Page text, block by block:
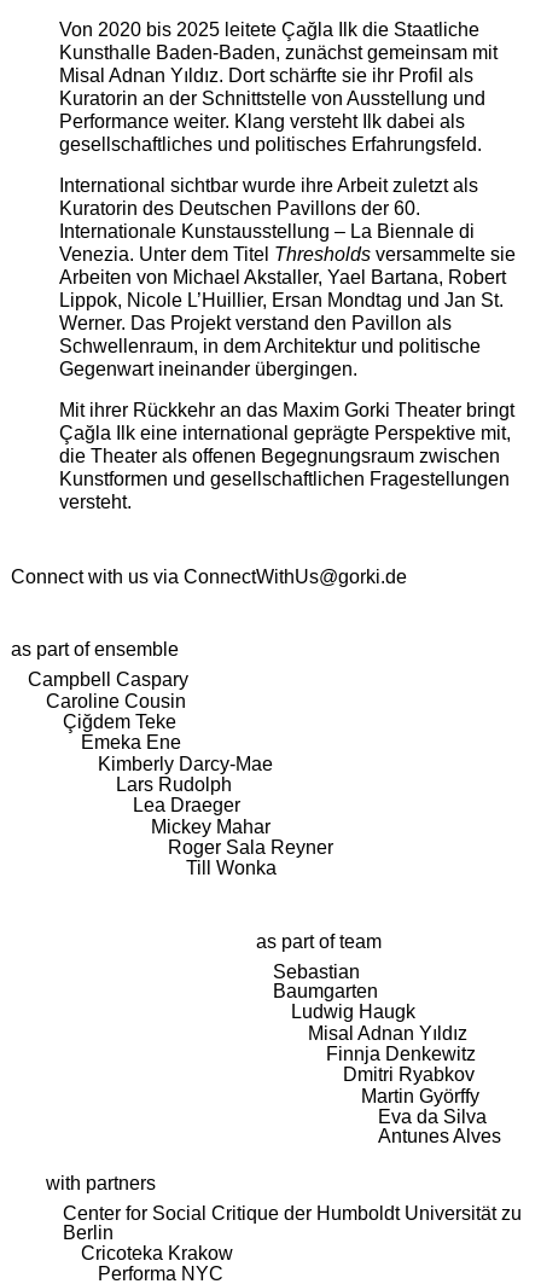
Von 2020 bis 2025 leitete Çağla Ilk die Staatliche
Kunsthalle Baden-Baden, zunächst gemeinsam mit
Misal Adnan Yıldız. Dort schärfte sie ihr Profil als
Kuratorin an der Schnittstelle von Ausstellung und
Performance weiter. Klang versteht Ilk dabei als
gesellschaftliches und politisches Erfahrungsfeld.
International sichtbar wurde ihre Arbeit zuletzt als
Kuratorin des Deutschen Pavillons der 60.
Internationale Kunstausstellung – La Biennale di
Venezia. Unter dem Titel Thresholdsversammelte sie
Arbeiten von Michael Akstaller, Yael Bartana, Robert
Lippok, Nicole L’Huillier, Ersan Mondtag und Jan St.
Werner. Das Projekt verstand den Pavillon als
Schwellenraum, in dem Architektur und politische
Gegenwart ineinander übergingen.
Mit ihrer Rückkehr an das Maxim Gorki Theater bringt
Çağla Ilk eine international geprägte Perspektive mit,
die Theater als offenen Begegnungsraum zwischen
Kunstformen und gesellschaftlichen Fragestellungen
versteht.
Connect with us via ConnectWithUs@gorki.de
as part of ensemble
Campbell Caspary
Caroline Cousin
Çiğdem Teke
Emeka Ene
Kimberly Darcy-Mae
Lars Rudolph
Lea Draeger
Mickey Mahar
Roger Sala Reyner
Till Wonka
as part of team
Sebastian
Baumgarten
Ludwig Haugk
Misal Adnan Yıldız
Finnja Denkewitz
Dmitri Ryabkov
Martin Györffy
Eva da Silva
Antunes Alves
with partners
Center for Social Critique der Humboldt Universität zu
Berlin
Cricoteka Krakow
Performa NYC